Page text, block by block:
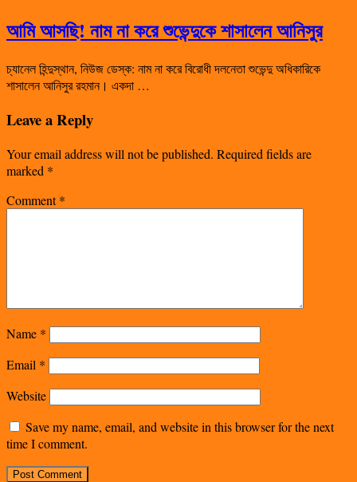
আমি আসছি! নাম না করে শুভেন্দুকে শাসালেন আনিসুর
চ্যানেল হিন্দুস্থান, নিউজ ডেস্ক: নাম না করে বিরোধী দলনেতা শুভেন্দু অধিকারিকে
শাসালেন আনিসুর রহমান। একদা …
Leave a Reply
Your email address will not be published. Required fields are
marked *
Comment*
Name *
Email *
Website
Save my name, email, and website in this browser for the next
time I comment.